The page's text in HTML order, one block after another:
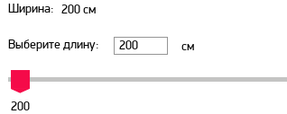
Ширина: 200см
Выберите длину: см
200